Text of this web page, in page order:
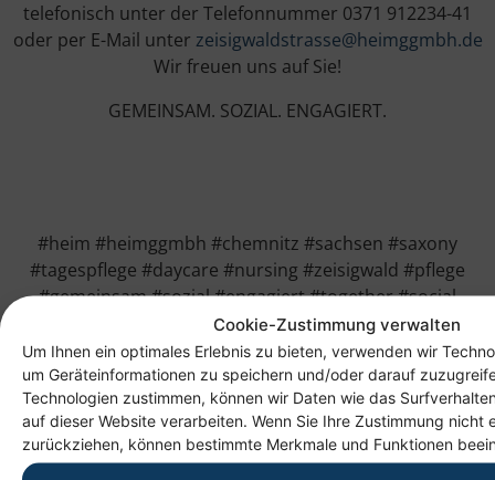
Cookie-Zustimmung verwalten
Um Ihnen ein optimales Erlebnis zu bieten, verwenden wir
um Geräteinformationen zu speichern und/oder darauf
Technologien zustimmen, können wir Daten wie das
auf dieser Website verarbeiten. Wenn Sie Ihre Zustimmung nicht
zurückziehen, können bestimmte Merkmale und Funktionen
telefonisch unter der Telefonnummer 0371 912234-41
oder per E-Mail unter zeisigwaldstrasse@heimggmbh.de
Wir freuen uns auf Sie!
GEMEINSAM. SOZIAL. ENGAGIERT.
#heim #heimggmbh #chemnitz #sachsen #saxony
#tagespflege #daycare #nursing #zeisigwald #pflege
#gemeinsam #sozial #engagiert #together #social
#committed #kreativangebote #sportangebote
#pflegekosten #pflegekasse #fusspflege #friseur
#physiotherapie #logopaedie #ergotherapie